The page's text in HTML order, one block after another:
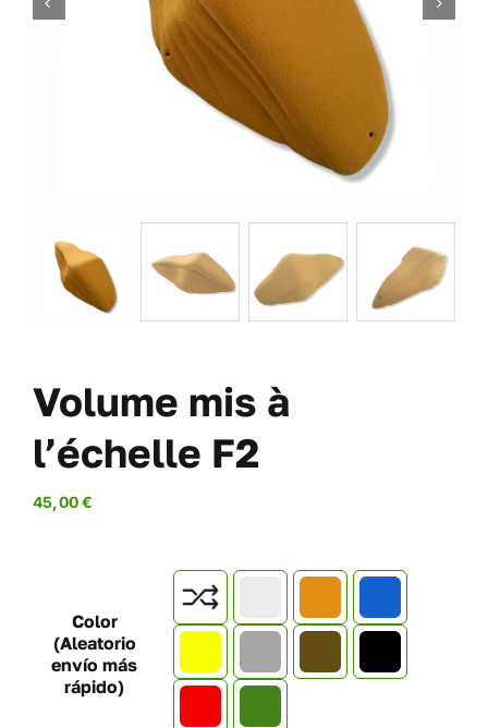
DES OFFRES
À PROPOS DE NOUS
MON COMPTE
CARRITO
Volume mis à
l’échelle F2
45,00€
Color
(Aleatorio
envío más
rápido)